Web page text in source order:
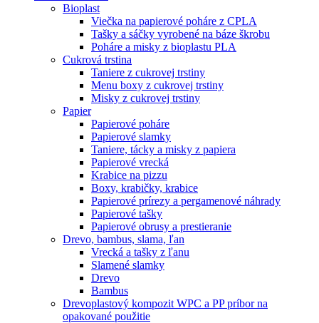
Bioplast
Viečka na papierové poháre z CPLA
Tašky a sáčky vyrobené na báze škrobu
Poháre a misky z bioplastu PLA
Cukrová trstina
Taniere z cukrovej trstiny
Menu boxy z cukrovej trstiny
Misky z cukrovej trstiny
Papier
Papierové poháre
Papierové slamky
Taniere, tácky a misky z papiera
Papierové vrecká
Krabice na pizzu
Boxy, krabičky, krabice
Papierové prírezy a pergamenové náhrady
Papierové tašky
Papierové obrusy a prestieranie
Drevo, bambus, slama, ľan
Vrecká a tašky z ľanu
Slamené slamky
Drevo
Bambus
Drevoplastový kompozit WPC a PP príbor na
opakované použitie